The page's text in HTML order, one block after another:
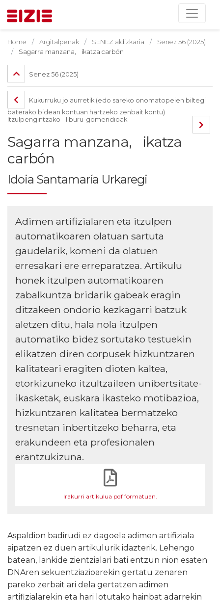
Home Argitalpenak SENEZ aldizkaria
Senez 56 (2025)
Sagarra manzana, ikatza carbón
Senez 56 (2025)
Kukurruku jo aurretik (edo sareko onomatopeien biltegi
baterako bidean kontuan hartzeko zenbait kontu)
Itzulpengintzako liburu-gomendioak
Sagarra manzana, ikatza
carbón
Idoia Santamaría Urkaregi
Adimen artifizialaren eta itzulpen
automatikoaren olatuan sartuta
gaudelarik, komeni da olatuen
erresakari ere erreparatzea. Artikulu
honek itzulpen automatikoaren
zabalkuntza bridarik gabeak eragin
ditzakeen ondorio kezkagarri batzuk
aletzen ditu, hala nola itzulpen
automatiko bidez sortutako testuekin
elikatzen diren corpusek hizkuntzaren
kalitateari eragiten dioten kaltea,
etorkizuneko itzultzaileen unibertsitate-
ikasketak, euskara ikasteko motibazioa,
hizkuntzaren kalitatea bermatzeko
tresnetan inbertitzeko beharra, eta
erakundeen eta profesionalen
erantzukizuna.
Irakurri artikulua pdf formatuan.
Aspaldion badirudi ez dagoela adimen artifiziala
aipatzen ez duen artikulurik idazterik. Lehengo
batean, lankide zientzialari bati entzun nion esaten
DNAren sekuentziazioarekin gertatu zenaren
pareko zerbait ari dela gertatzen adimen
artifizialarekin eta hari lotutako hainbat adarrekin